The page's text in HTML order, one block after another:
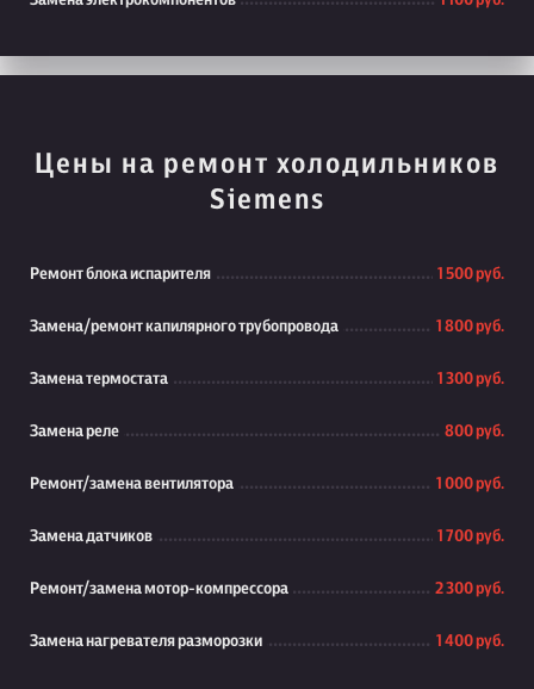
Цены на ремонт холодильников
Siemens
Ремонт блока испарителя 1 500 руб.
Замена/ремонт капилярного трубопровода 1 800 руб.
Замена термостата 1 300 руб.
Замена реле 800 руб.
Ремонт/замена вентилятора 1 000 руб.
Замена датчиков 1 700 руб.
Ремонт/замена мотор-компрессора 2 300 руб.
Замена нагревателя разморозки 1 400 руб.